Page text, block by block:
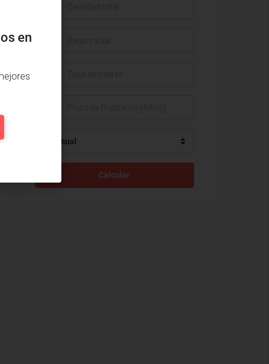
Mensual
Calcular
en